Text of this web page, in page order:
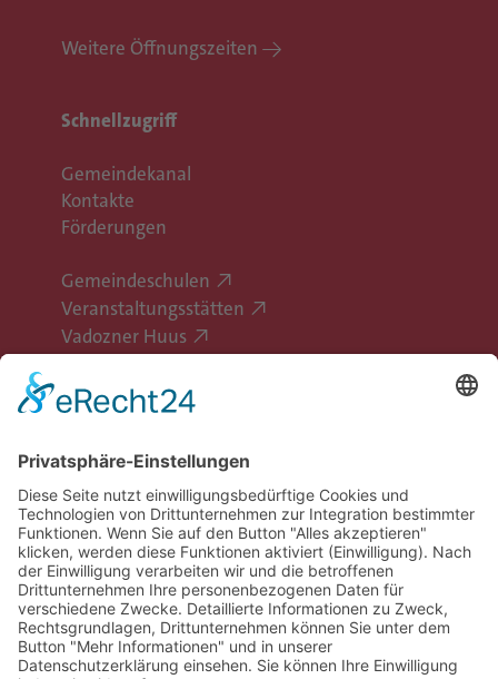
Weitere Öffnungszeiten
Schnellzugriff
Gemeindekanal
Kontakte
Förderungen
Gemeindeschulen
Veranstaltungsstätten
Vadozner Huus